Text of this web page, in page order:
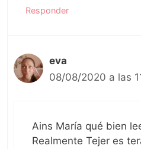
Responder
eva
08/08/2020 a las
Ains María qué bien
Realmente Tejer es